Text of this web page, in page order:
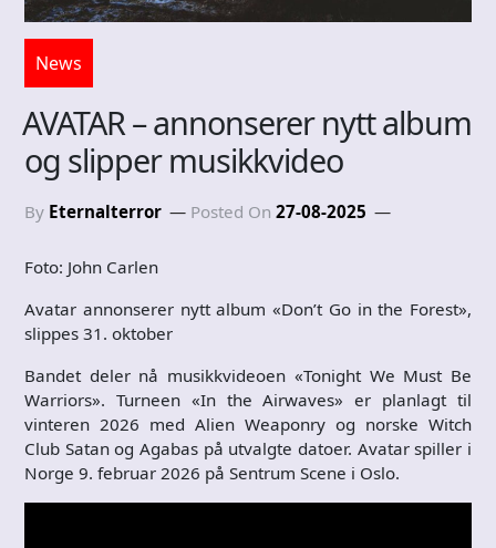
News
AVATAR – annonserer nytt album
og slipper musikkvideo
By Eternalterror Posted On 27-08-2025
Foto: John Carlen
Avatar annonserer nytt album «Don’t Go in the Forest»,
slippes 31. oktober
Bandet deler nå musikkvideoen «Tonight We Must Be
Warriors». Turneen «In the Airwaves» er planlagt til
vinteren 2026 med Alien Weaponry og norske Witch
Club Satan og Agabas på utvalgte datoer. Avatar spiller i
Norge 9. februar 2026 på Sentrum Scene i Oslo.